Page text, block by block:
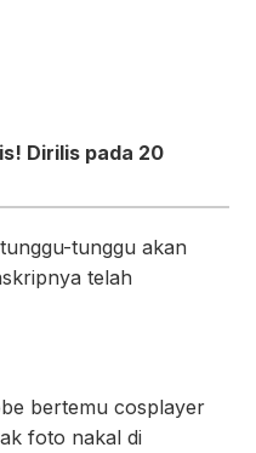
Dirilis pada 20
tunggu akan
telah
bertemu cosplayer
foto nakal di